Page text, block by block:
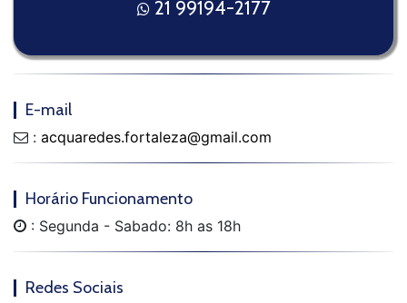
21 99194-2177
E-mail
: acquaredes.fortaleza@gmail.com
Horário Funcionamento
: Segunda - Sabado: 8h as 18h
Redes Sociais